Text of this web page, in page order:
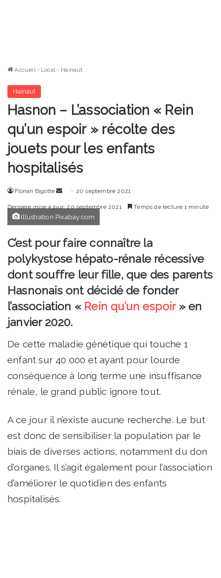
Accueil - Local - Hainaut
Hainaut
Hasnon – L’association « Rein
qu’un espoir » récolte des
jouets pour les enfants
hospitalisés
Florian Bigotte
Envoyer
courriel
20 septembre 2021
Dernière mise à jour: 20 septembre 2021 Temps de lecture 1 minute
Illustration Pixabay.com
C’est pour faire connaître la
polykystose hépato-rénale récessive
dont souffre leur fille, que des parents
Hasnonais ont décidé de fonder
l’association « Rein qu’un espoir» en
janvier 2020.
De cette maladie génétique qui touche 1
enfant sur 40 000 et ayant pour lourde
conséquence à long terme une insuffisance
rénale, le grand public ignore tout.
A ce jour il n’existe aucune recherche. Le but
est donc de sensibiliser la population par le
biais de diverses actions, notamment du don
d’organes. Il s’agit également pour l’association
d’améliorer le quotidien des enfants
hospitalisés.